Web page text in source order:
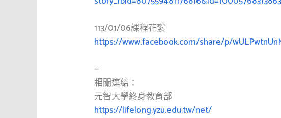
113/01/06課程花絮
https://www.facebook.com/share/p/
—
相關連結：
元智大學終身教育部
https://lifelong.yzu.edu.tw/net/